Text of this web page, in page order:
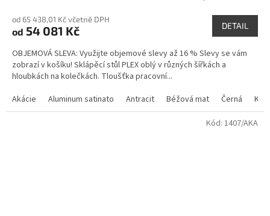
od 65 438,01 Kč včetně DPH
od 54 081 Kč DETAIL
OBJEMOVÁ SLEVA: Využijte objemové slevy až 16 % Slevy se vám
zobrazí v košíku! Sklápěcí stůl PLEX oblý v různých šířkách a
hloubkách na kolečkách. Tloušťka pracovní...
Akácie
Aluminum satinato Antracit Béžová mat Černá
Kód: 1407/AKA